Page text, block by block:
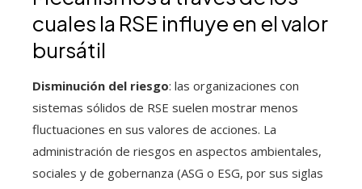
cuales la RSE influye en el valor
bursátil
Disminución del riesgo: las organizaciones con
sistemas sólidos de RSE suelen mostrar menos
fluctuaciones en sus valores de acciones. La
administración de riesgos en aspectos ambientales,
sociales y de gobernanza (ASG o ESG, por sus siglas